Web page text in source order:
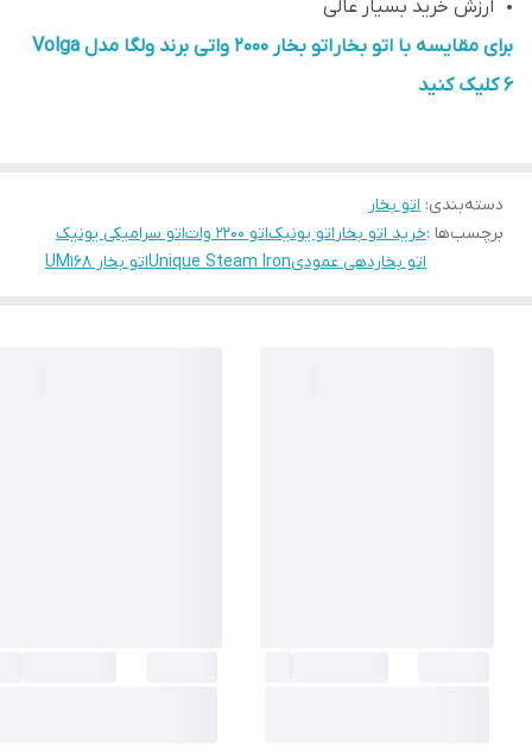
ارزش خرید بسیار عالی
برای مقایسه با اتو بخار اتو بخار 2000 واتی برند ولگا مدل Volga
6 کلیک کنید
دسته‌بندی: اتو بخار
برچسب‌ها :خرید اتو بخاراتو یونیکاتو 2200 وات
اتو سرامیکی یونیک
اتو بخاردهی عمودیUnique Steam Ironاتو بخار UM168